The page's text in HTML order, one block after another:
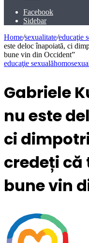
Facebook
Sidebar
Home/sexualitate/educaţie
este deloc înapoiată, ci
bune vin din Occident”
educaţie sexuală
Gabriele
nu este
ci
credeți
bune vin